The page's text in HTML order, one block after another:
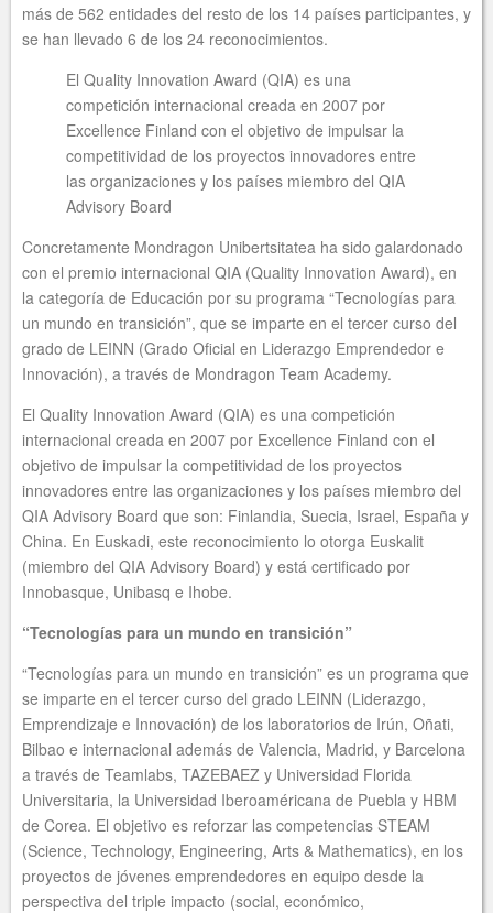
más de 562 entidades del resto de los 14 países participantes, y
se han llevado 6 de los 24 reconocimientos.
El Quality Innovation Award (QIA) es una
competición internacional creada en 2007 por
Excellence Finland con el objetivo de impulsar la
competitividad de los proyectos innovadores entre
las organizaciones y los países miembro del QIA
Advisory Board
Concretamente Mondragon Unibertsitatea ha sido galardonado
con el premio internacional QIA (Quality Innovation Award), en
la categoría de Educación por su programa “Tecnologías para
un mundo en transición”, que se imparte en el tercer curso del
grado de LEINN (Grado Oficial en Liderazgo Emprendedor e
Innovación), a través de Mondragon Team Academy.
El Quality Innovation Award (QIA) es una competición
internacional creada en 2007 por Excellence Finland con el
objetivo de impulsar la competitividad de los proyectos
innovadores entre las organizaciones y los países miembro del
QIA Advisory Board que son: Finlandia, Suecia, Israel, España y
China. En Euskadi, este reconocimiento lo otorga Euskalit
(miembro del QIA Advisory Board) y está certificado por
Innobasque, Unibasq e Ihobe.
“Tecnologías para un mundo en transición”
“Tecnologías para un mundo en transición” es un programa que
se imparte en el tercer curso del grado LEINN (Liderazgo,
Emprendizaje e Innovación) de los laboratorios de Irún, Oñati,
Bilbao e internacional además de Valencia, Madrid, y Barcelona
a través de Teamlabs, TAZEBAEZ y Universidad Florida
Universitaria, la Universidad Iberoaméricana de Puebla y HBM
de Corea. El objetivo es reforzar las competencias STEAM
(Science, Technology, Engineering, Arts & Mathematics), en los
proyectos de jóvenes emprendedores en equipo desde la
perspectiva del triple impacto (social, económico,